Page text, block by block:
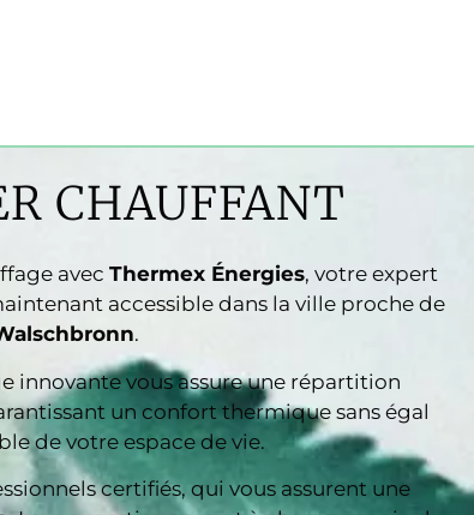
CHAUFFANT
avec Thermex Énergies, votre expert
accessible dans la ville proche de
.
innovante vous assure une répartition
un confort thermique sans égal
de votre espace de vie.
certifiés, qui vous assurent une